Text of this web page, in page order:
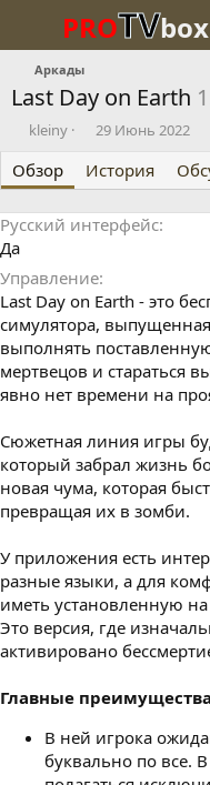
PROTVbox
Аркады
Last Day on Earth
О
у
б
л
и
в
а
л
kleiny
Д
т
а
с
о
а
н
и
я
29 Июнь 2022
Обзор История
Русский интерфейс
Да
Управление
Last Day on Earth - это
симулятора,
выполнять
мертвецов и стараться
явно нет времени на
Сюжетная линия игры
который забрал жизнь
новая чума, которая
превращая их в зомби.
У приложения есть
разные языки, а для
иметь установленную
Это версия, где
активировано
Главные
В ней игрока
буквально по все.